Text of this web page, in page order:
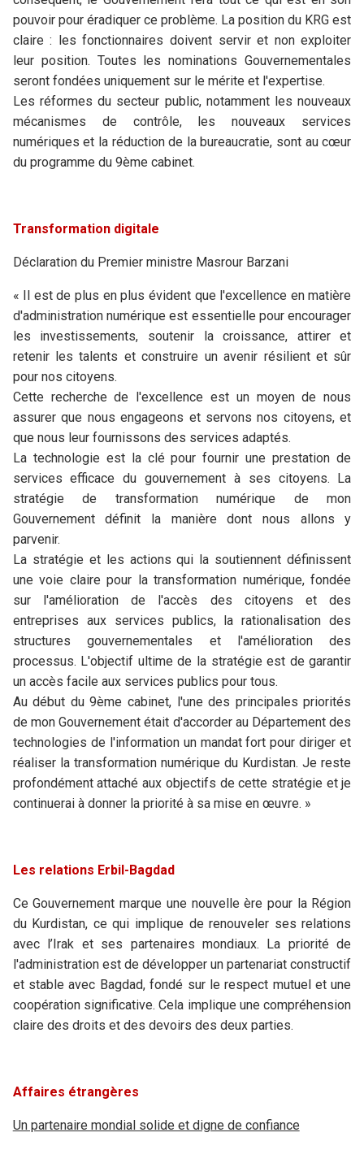
pouvoir pour éradiquer ce problème. La position du KRG est
claire : les fonctionnaires doivent servir et non exploiter
leur position. Toutes les nominations Gouvernementales
seront fondées uniquement sur le mérite et l'expertise.
Les réformes du secteur public, notamment les nouveaux
mécanismes de contrôle, les nouveaux services
numériques et la réduction de la bureaucratie, sont au cœur
du programme du 9ème cabinet.
Transformation digitale
Déclaration du Premier ministre Masrour Barzani
« Il est de plus en plus évident que l'excellence en matière
d'administration numérique est essentielle pour encourager
les investissements, soutenir la croissance, attirer et
retenir les talents et construire un avenir résilient et sûr
pour nos citoyens.
Cette recherche de l'excellence est un moyen de nous
assurer que nous engageons et servons nos citoyens, et
que nous leur fournissons des services adaptés.
La technologie est la clé pour fournir une prestation de
services efficace du gouvernement à ses citoyens. La
stratégie de transformation numérique de mon
Gouvernement définit la manière dont nous allons y
parvenir.
La stratégie et les actions qui la soutiennent définissent
une voie claire pour la transformation numérique, fondée
sur l'amélioration de l'accès des citoyens et des
entreprises aux services publics, la rationalisation des
structures gouvernementales et l'amélioration des
processus. L'objectif ultime de la stratégie est de garantir
un accès facile aux services publics pour tous.
Au début du 9ème cabinet, l'une des principales priorités
de mon Gouvernement était d'accorder au Département des
technologies de l'information un mandat fort pour diriger et
réaliser la transformation numérique du Kurdistan. Je reste
profondément attaché aux objectifs de cette stratégie et je
continuerai à donner la priorité à sa mise en œuvre. »
Les relations Erbil-Bagdad
Ce Gouvernement marque une nouvelle ère pour la Région
du Kurdistan, ce qui implique de renouveler ses relations
avec l’Irak et ses partenaires mondiaux. La priorité de
l'administration est de développer un partenariat constructif
et stable avec Bagdad, fondé sur le respect mutuel et une
coopération significative. Cela implique une compréhension
claire des droits et des devoirs des deux parties.
Affaires étrangères
Un partenaire mondial solide et digne de confiance